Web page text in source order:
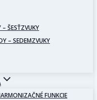
ŠESŤZVUKY
– SEDEMZVUKY
FUNKCIE